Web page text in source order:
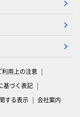
利用上の注意
基づく表記
する表示 会社案内